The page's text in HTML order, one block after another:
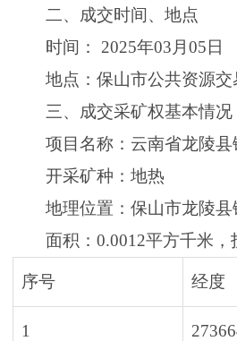
二、成交时间、地点
时间： 2025年03月05日
地点：保山市公共资源
三、成交采矿权基本情况
项目名称：云南省龙陵
开采矿种：地热
地理位置：保山市龙陵县
面积：0.0012平方千米，
序号 经度
1